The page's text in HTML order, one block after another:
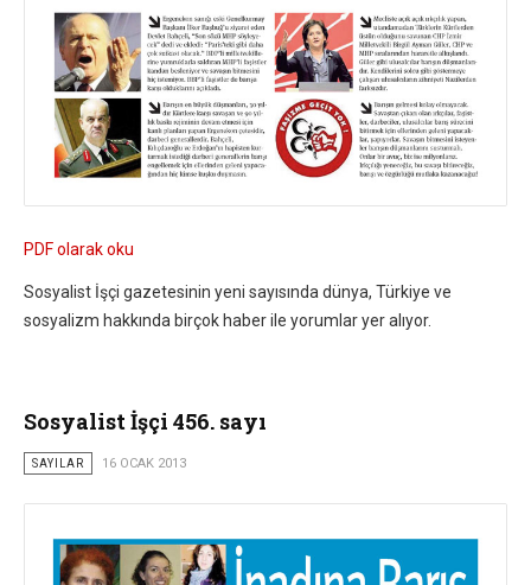
PDF olarak oku
Sosyalist İşçi gazetesinin yeni sayısında dünya, Türkiye ve
sosyalizm hakkında birçok haber ile yorumlar yer alıyor.
Sosyalist İşçi 456. sayı
SAYILAR 16 OCAK 2013